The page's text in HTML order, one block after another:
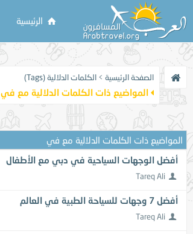
الرئيسية
الصفحة الرئيسية > الكلمات الدلالية (Tags)
المواضيع ذات الكلمات الدلالية مع في
المواضيع ذات الكلمات الدلالية مع في
أفضل الوجهات السياحية في دبي مع الأطفال
Tareq Ali
أفضل 7 وجهات للسياحة الطبية في العالم
Tareq Ali